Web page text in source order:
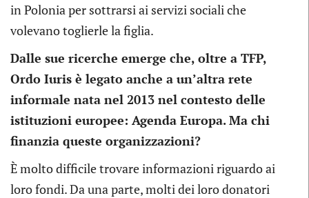
in Polonia per sottrarsi ai servizi sociali che
volevano toglierle la figlia.
Dalle sue ricerche emerge che, oltre a TFP,
Ordo Iuris è legato anche a un’altra rete
informale nata nel 2013 nel contesto delle
istituzioni europee: Agenda Europa. Ma chi
finanzia queste organizzazioni?
È molto difficile trovare informazioni riguardo ai
loro fondi. Da una parte, molti dei loro donatori